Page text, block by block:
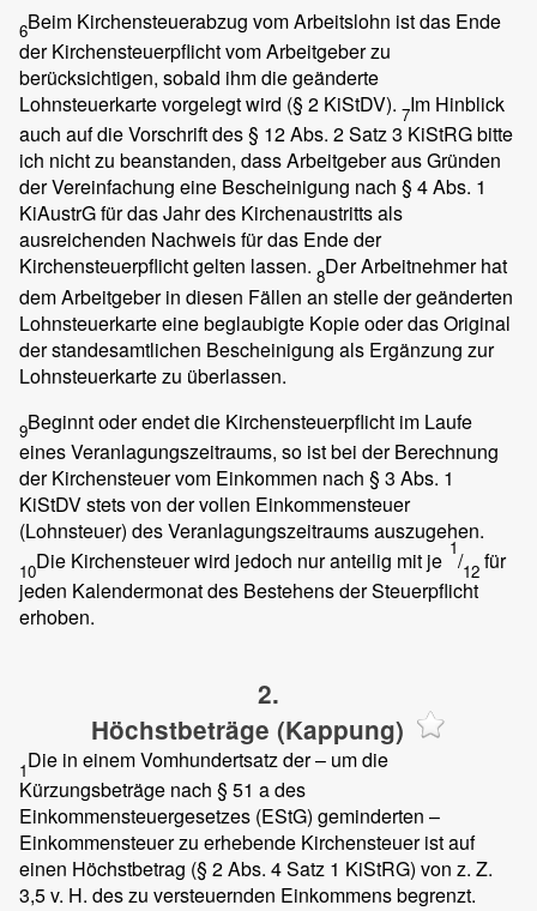
6Beim Kirchensteuerabzug vom Arbeitslohn ist das Ende
der Kirchensteuerpflicht vom Arbeitgeber zu
berücksichtigen, sobald ihm die geänderte
Lohnsteuerkarte vorgelegt wird (§ 2 KiStDV). 7Im Hinblick
auch auf die Vorschrift des § 12 Abs. 2 Satz 3 KiStRG bitte
ich nicht zu beanstanden, dass Arbeitgeber aus Gründen
der Vereinfachung eine Bescheinigung nach § 4 Abs. 1
KiAustrG für das Jahr des Kirchenaustritts als
ausreichenden Nachweis für das Ende der
Kirchensteuerpflicht gelten lassen. 8Der Arbeitnehmer hat
dem Arbeitgeber in diesen Fällen an stelle der geänderten
Lohnsteuerkarte eine beglaubigte Kopie oder das Original
der standesamtlichen Bescheinigung als Ergänzung zur
Lohnsteuerkarte zu überlassen.
9Beginnt oder endet die Kirchensteuerpflicht im Laufe
eines Veranlagungszeitraums, so ist bei der Berechnung
der Kirchensteuer vom Einkommen nach § 3 Abs. 1
KiStDV stets von der vollen Einkommensteuer
(Lohnsteuer) des Veranlagungszeitraums auszugehen.
10Die Kirchensteuer wird jedoch nur anteilig mit je 1/12 für
jeden Kalendermonat des Bestehens der Steuerpflicht
erhoben.
2.
Höchstbeträge (Kappung)
1Die in einem Vomhundertsatz der – um die
Kürzungsbeträge nach § 51 a des
Einkommensteuergesetzes (EStG) geminderten –
Einkommensteuer zu erhebende Kirchensteuer ist auf
einen Höchstbetrag (§ 2 Abs. 4 Satz 1 KiStRG) von z. Z.
3,5 v. H. des zu versteuernden Einkommens begrenzt.